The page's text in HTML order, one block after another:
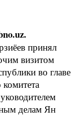
принял
визитом
во главе
делам Ян